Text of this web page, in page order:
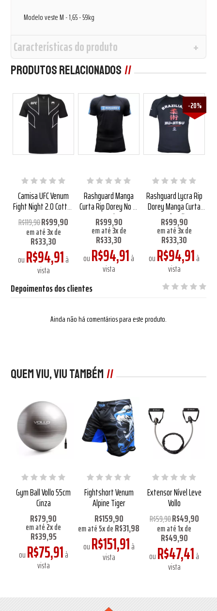
Modelo veste M - 1,65 - 59kg
Características do produto
Produtos Relacionados
Camisa UFC Venum
Fight Night 2.0 Cotton
Preta
R$119,90R$99,90
em até3xde
R$33,30
ouR$94,91à
vista
Rashguard Manga
Curta Rip Dorey No Gi
Azul
R$99,90
em até3xde
R$33,30
ouR$94,91à
vista
Rashguard Lycra Rip
Dorey Manga Curta
Infantil
R$99,90
em até3xde
R$33,30
ouR$94,91à
vista
-20%
Depoimentos dos clientes
Ainda não há comentários para este produto.
Quem viu, viu também
Gym Ball Vollo 55cm
Cinza
R$79,90
em até2xde
R$39,95
ouR$75,91à
vista
Fightshort Venum
Alpine Tiger
R$159,90
em até5xdeR$31,98
ouR$151,91à
vista
Extensor Nível Leve
Vollo
R$59,90R$49,90
em até1xde
R$49,90
ouR$47,41à
vista